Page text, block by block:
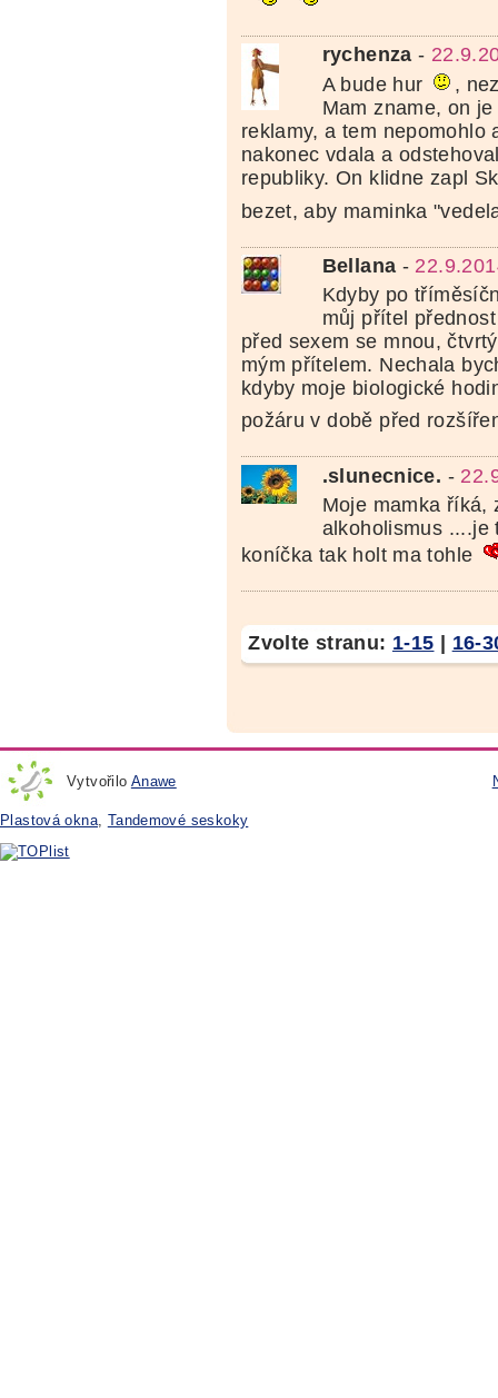
rychenza -
A bude hur
,
Mam zname, on
reklamy, a tem nepomohlo
nakonec vdala a
republiky. On klidne zapl
bezet, aby maminka
Bellana -
Kdyby po
můj přítel
před sexem se mnou,
mým přítelem. Nechala
kdyby moje biologické
požáru v době před
.slunecnice. -
Moje mamka říká,
alkoholismus ....je
koníčka tak holt ma tohle
Zvolte stranu: 1-15 16-
Vytvořilo Anawe
Plastová okna, Tandemové seskoky